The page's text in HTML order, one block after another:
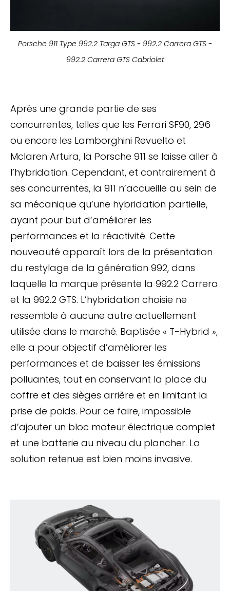
Porsche 911 Type 992.2 Targa GTS - 992.2 Carrera GTS -
992.2 Carrera GTS Cabriolet
Après une grande partie de ses
concurrentes, telles que les Ferrari SF90, 296
ou encore les Lamborghini Revuelto et
Mclaren Artura, la Porsche 911 se laisse aller à
l’hybridation. Cependant, et contrairement à
ses concurrentes, la 911 n’accueille au sein de
sa mécanique qu’une hybridation partielle,
ayant pour but d’améliorer les
performances et la réactivité. Cette
nouveauté apparaît lors de la présentation
du restylage de la génération 992, dans
laquelle la marque présente la 992.2 Carrera
et la 992.2 GTS. L’hybridation choisie ne
ressemble à aucune autre actuellement
utilisée dans le marché. Baptisée « T-Hybrid »,
elle a pour objectif d’améliorer les
performances et de baisser les émissions
polluantes, tout en conservant la place du
coffre et des sièges arrière et en limitant la
prise de poids. Pour ce faire, impossible
d’ajouter un bloc moteur électrique complet
et une batterie au niveau du plancher. La
solution retenue est bien moins invasive.